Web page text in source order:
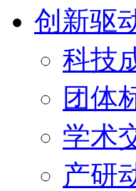
创新驱
科技
团体
学术
产研